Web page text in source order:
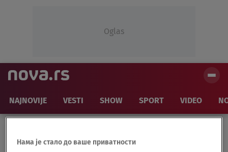
Oglas
NAJNOVIJE VESTI SHOW SPORT VIDEO
Нама је стало до ваше приватности